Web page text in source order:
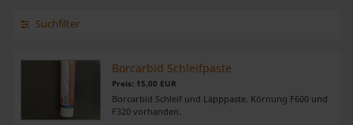
Suchfilter
Borcarbid Schleifpaste
Preis: 15,00 EUR
Borcarbid Schleif und Läpppaste. Körnung F600 und
F320 vorhanden.